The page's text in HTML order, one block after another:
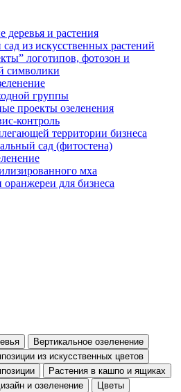
деревья и растения
из искусственных растений
логотипов, фотозон и
символики
группы
проекты озеленения
контроль
территории бизнеса
сад (фитостена)
мха
для бизнеса
Вертикальное озеленение
из искусственных цветов
Растения в кашпо и ящиках
и озеленение Цветы